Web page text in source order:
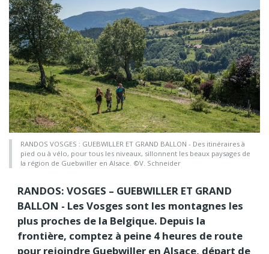
RANDOS VOSGES : GUEBWILLER ET GRAND BALLON - Des itinéraires à
pied ou à vélo, pour tous les niveaux, sillonnent les beaux paysages de
la région de Guebwiller en Alsace. ©V. Schneider
RANDOS: VOSGES – GUEBWILLER ET GRAND
BALLON - Les Vosges sont les montagnes les
plus proches de la Belgique. Depuis la
frontière, comptez à peine 4 heures de route
pour rejoindre Guebwiller en Alsace, départ de